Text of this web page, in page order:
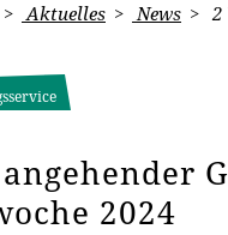
Aktuelles News 2
2024